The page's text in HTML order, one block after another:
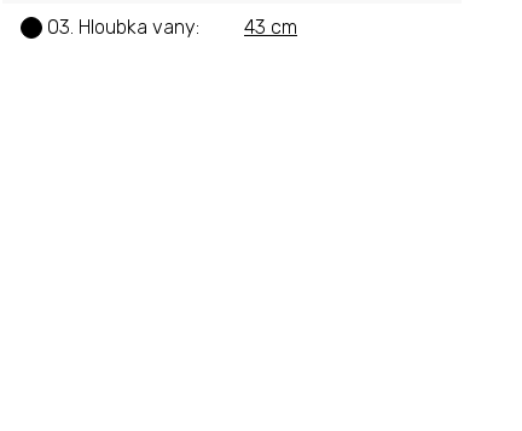
03. Hloubka vany: 43 cm